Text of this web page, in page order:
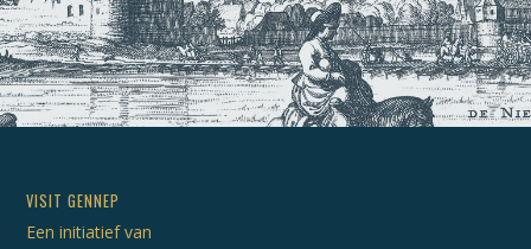
VISIT GENNEP
Een initiatief van